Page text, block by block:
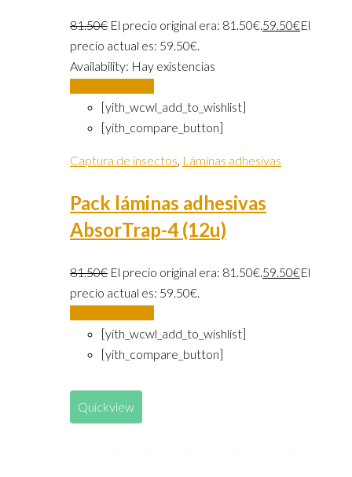
81.50€ El precio original era: 81.50€.59.50€El
precio actual es: 59.50€.
Availability: Hay existencias
[yith_wcwl_add_to_wishlist]
[yith_compare_button]
Captura de insectos, Láminas adhesivas
Pack láminas adhesivas
AbsorTrap-4 (12u)
81.50€ El precio original era: 81.50€.59.50€El
precio actual es: 59.50€.
[yith_wcwl_add_to_wishlist]
[yith_compare_button]
Quickview